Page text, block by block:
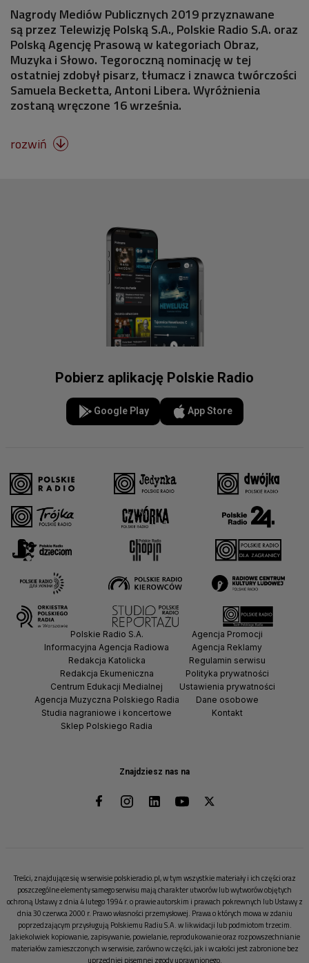
Nagrody Mediów Publicznych 2019 przyznawane
są przez Telewizję Polską S.A., Polskie Radio S.A. oraz
Polską Agencję Prasową w kategoriach Obraz,
Muzyka i Słowo. Tegoroczną nominację w tej
ostatniej zdobył pisarz, tłumacz i znawca twórczości
Samuela Becketta, Antoni Libera. Wyróżnienia
zostaną wręczone 16 września.
rozwiń 
Pobierz aplikację Polskie Radio
Google Play App Store
Znajdziesz nas na
Polskie Radio S.A.
Informacyjna Agencja Radiowa
Redakcja Katolicka
Redakcja Ekumeniczna
Centrum Edukacji Medialnej
Agencja Muzyczna Polskiego Radia
Studia nagraniowe i koncertowe
Sklep Polskiego Radia
Agencja Promocji
Agencja Reklamy
Regulamin serwisu
Polityka prywatności
Ustawienia prywatności
Dane osobowe
Kontakt
Treści, znajdujące się w serwisie polskieradio.pl, w tym wszystkie materiały i ich części oraz
poszczególne elementy samego serwisu mają charakter utworów lub wytworów objętych
ochroną Ustawy z dnia 4 lutego 1994 r. o prawie autorskim i prawach pokrewnych lub Ustawy z
dnia 30 czerwca 2000 r. Prawo własności przemysłowej. Prawa o których mowa w zdaniu
poprzedzającym przysługują Polskiemu Radiu S.A. w likwidacji lub podmiotom trzecim.
Jakiekolwiek kopiowanie, zapisywanie, powielanie, reprodukowanie oraz rozpowszechnianie
materiałów zamieszczonych w serwisie, zarówno w części, jak i w całości jest zabronione bez
uprzedniej pisemnej zgody uprawnionego.